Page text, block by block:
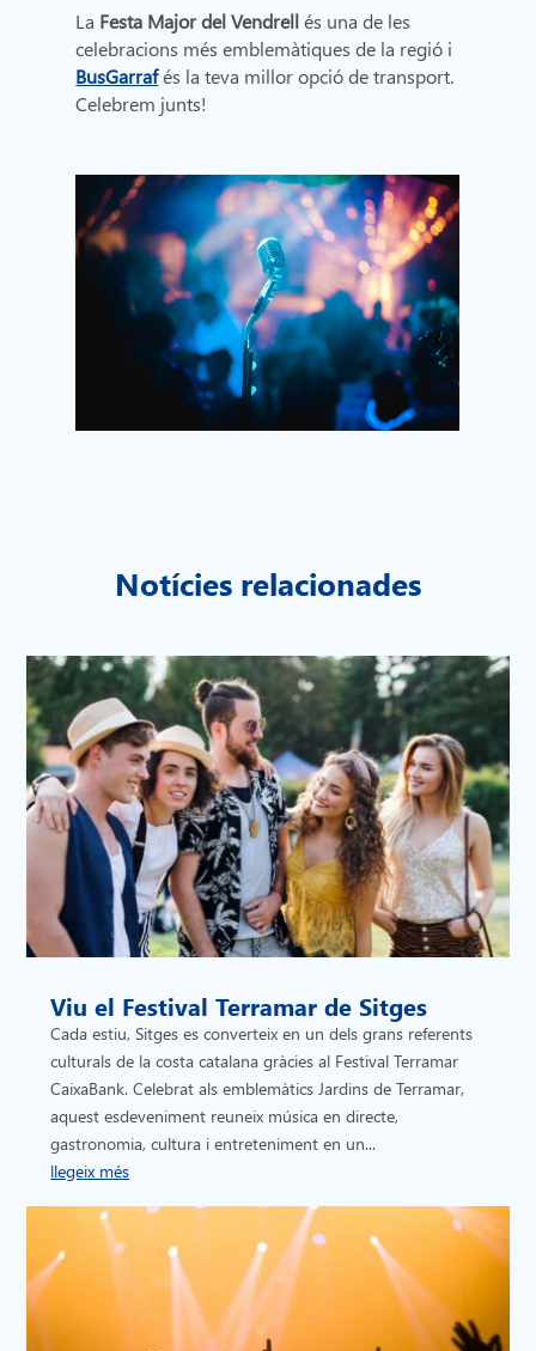
La Festa Major del Vendrellés una de les
celebracions més emblemàtiques de la regió i
BusGarrafés la teva millor opció de transport.
Celebrem junts!
Notícies relacionades
Viu el Festival Terramar de Sitges
Cada estiu, Sitges es converteix en un dels grans referents
culturals de la costa catalana gràcies al Festival Terramar
CaixaBank. Celebrat als emblemàtics Jardins de Terramar,
aquest esdeveniment reuneix música en directe,
gastronomia, cultura i entreteniment en un...
llegeix més